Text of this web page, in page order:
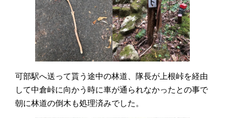
可部駅へ送って貰う途中の林道、隊長が上根峠を経由
して中倉峠に向かう時に車が通られなかったとの事で
朝に林道の倒木も処理済みでした。